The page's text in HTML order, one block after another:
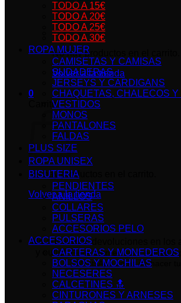
No hay productos en el carrito.
Volver a la tienda
0
Carrito
No hay productos en el carrito.
Volver a la tienda
No admitimos devoluciones en los
y outlet.Fíjate bien en las medidas o
WhatsApp antes de hacer tu
TODO A 15€
TODO A 20€
TODO A 25€
TODO A 30€
ROPA MUJER
CAMISETAS Y CAMISAS
SUDADERAS
JERSEYS Y CARDIGANS
CHAQUETAS, CHALECOS Y
VESTIDOS
MONOS
PANTALONES
FALDAS
PLUS SIZE
ROPA UNISEX
BISUTERIA
PENDIENTES
ANILLOS
COLLARES
PULSERAS
ACCESORIOS PELO
ACCESORIOS
CARTERAS Y MONEDEROS
BOLSOS Y MOCHILAS
NECESERES
CALCETINES 🔝
CINTURONES Y ARNESES